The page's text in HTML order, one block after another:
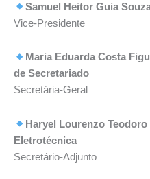
Samuel Heitor Guia
Vice-Presidente
Maria Eduarda Costa
de Secretariado
Secretária-Geral
Haryel Lourenzo Teodoro
Eletrotécnica
Secretário-Adjunto